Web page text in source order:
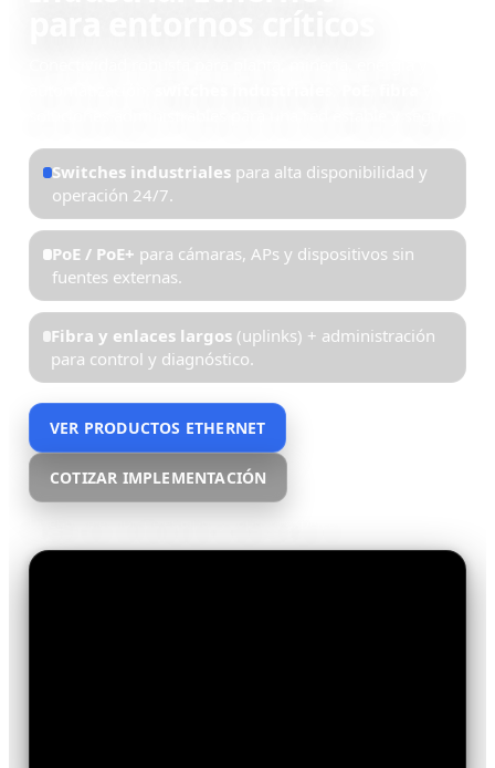
Switches industrialespara alta disponibilidad y
operación 24/7.
PoE / PoE+ para cámaras, APs y dispositivos sin
fuentes externas.
Fibra y enlaces largos(uplinks) + administración
para control y diagnóstico.
VER PRODUCTOS ETHERNET
COTIZAR IMPLEMENTACIÓN